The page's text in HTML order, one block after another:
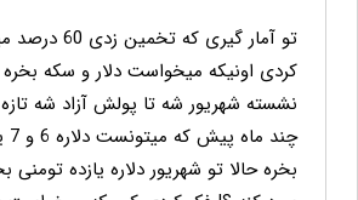
تو آمار گیری
کردی اونیکه میخواست دلار و سکه
نشسته شهریور شه تا پولش آزاد شه
بخره حالا تو شهریور دلاره یازده